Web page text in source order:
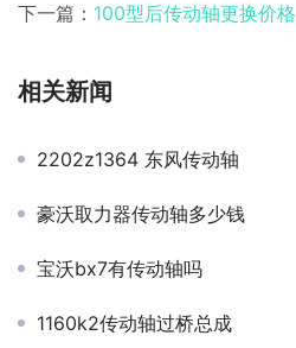
下一篇： 100型后传动轴更换价格
相关新闻
2202z1364 东风传动轴
豪沃取力器传动轴多少钱
宝沃bx7有传动轴吗
1160k2传动轴过桥总成